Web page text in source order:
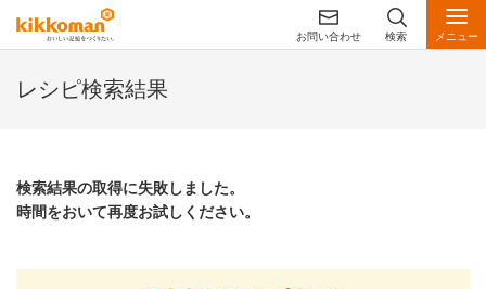
お問い合わせ 検索 メニュー
レシピ検索結果
検索結果の取得に失敗しました。
時間をおいて再度お試しください。